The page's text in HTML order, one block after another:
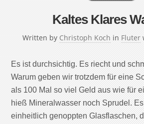
Kaltes Klares
Written by Christoph Koch in Fluter
Es ist durchsichtig. Es riecht und
Warum geben wir trotzdem für eine
als 100 Mal so viel Geld aus wie für
hieß Mineralwasser noch Sprudel.
einheitlich genoppten Glasflaschen,